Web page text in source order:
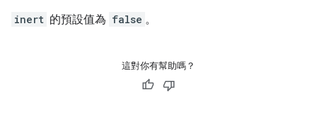
inert 的預設值為 false 。
這對你有幫助嗎？